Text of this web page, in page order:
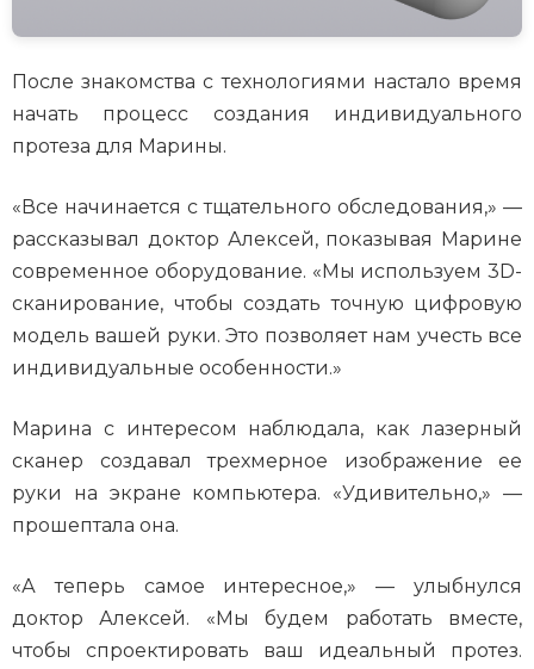
После знакомства с технологиями настало время
начать процесс создания индивидуального
протеза для Марины.
«Все начинается с тщательного обследования,» —
рассказывал доктор Алексей, показывая Марине
современное оборудование. «Мы используем 3D-
сканирование, чтобы создать точную цифровую
модель вашей руки. Это позволяет нам учесть все
индивидуальные особенности.»
Марина с интересом наблюдала, как лазерный
сканер создавал трехмерное изображение ее
руки на экране компьютера. «Удивительно,» —
прошептала она.
«А теперь самое интересное,» — улыбнулся
доктор Алексей. «Мы будем работать вместе,
чтобы спроектировать ваш идеальный протез.